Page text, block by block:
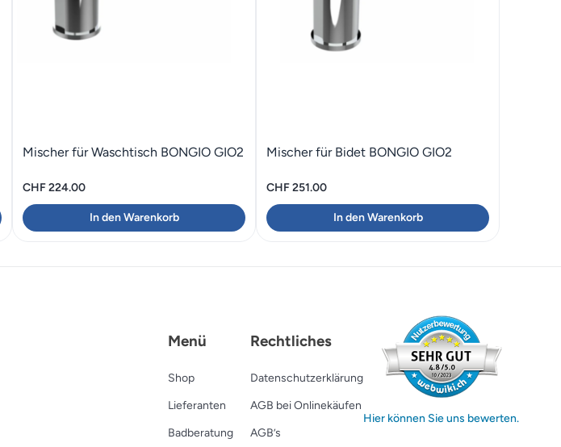
Mischer für Waschtisch BONGIO GIO2
CHF224.00
In den Warenkorb
Mischer für Bidet BONGIO GIO2
CHF251.00
In den Warenkorb
Menü
Shop
Lieferanten
Badberatung
Rechtliches
Datenschutzerklärung
AGB bei Onlinekäufen
AGB’s
Hier können Sie uns bewerten.